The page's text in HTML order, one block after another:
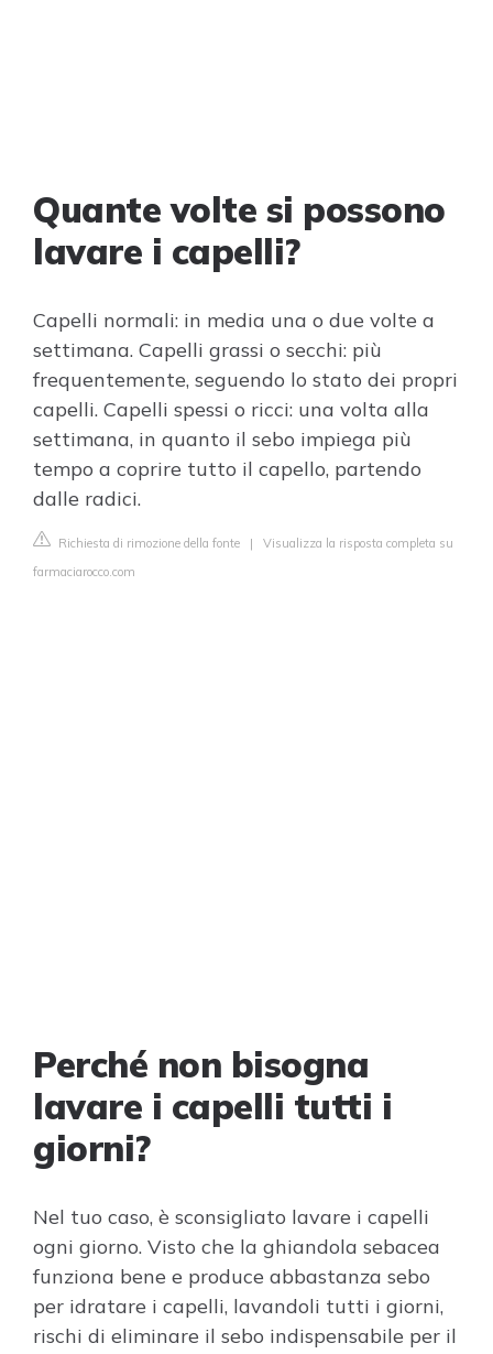
Quante volte si possono
lavare i capelli?
Capelli normali: in media una o due volte a
settimana. Capelli grassi o secchi: più
frequentemente, seguendo lo stato dei propri
capelli. Capelli spessi o ricci: una volta alla
settimana, in quanto il sebo impiega più
tempo a coprire tutto il capello, partendo
dalle radici.
Richiesta di rimozione della fonte | Visualizza la risposta completa su
farmaciarocco.com
Perché non bisogna
lavare i capelli tutti i
giorni?
Nel tuo caso, è sconsigliato lavare i capelli
ogni giorno. Visto che la ghiandola sebacea
funziona bene e produce abbastanza sebo
per idratare i capelli, lavandoli tutti i giorni,
rischi di eliminare il sebo indispensabile per il